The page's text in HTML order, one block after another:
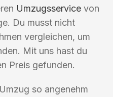
Umzugsservice von
Du musst nicht
vergleichen, um
Mit uns hast du
Preis gefunden.
so angenehm